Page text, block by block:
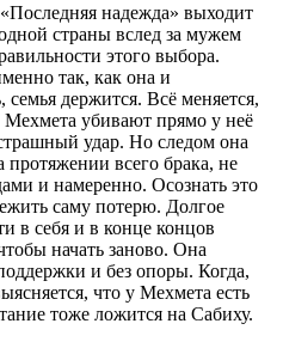
надежда» выходит
страны вслед за мужем
этого выбора.
так, как она и
семья держится. Всё меняется,
Мехмета убивают прямо у неё
удар. Но следом она
протяжении всего брака, не
и намеренно. Осознать это
саму потерю. Долгое
в себя и в конце концов
начать заново. Она
и без опоры. Когда,
что у Мехмета есть
тоже ложится на Сабиху.